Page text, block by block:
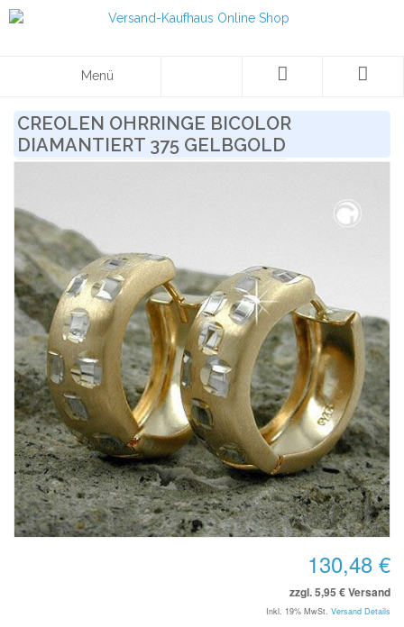
Menü
CREOLEN OHRRINGE BICOLOR
DIAMANTIERT 375 GELBGOLD
130,48 €
zzgl. 5,95 € Versand
Inkl. 19% MwSt. Versand Details